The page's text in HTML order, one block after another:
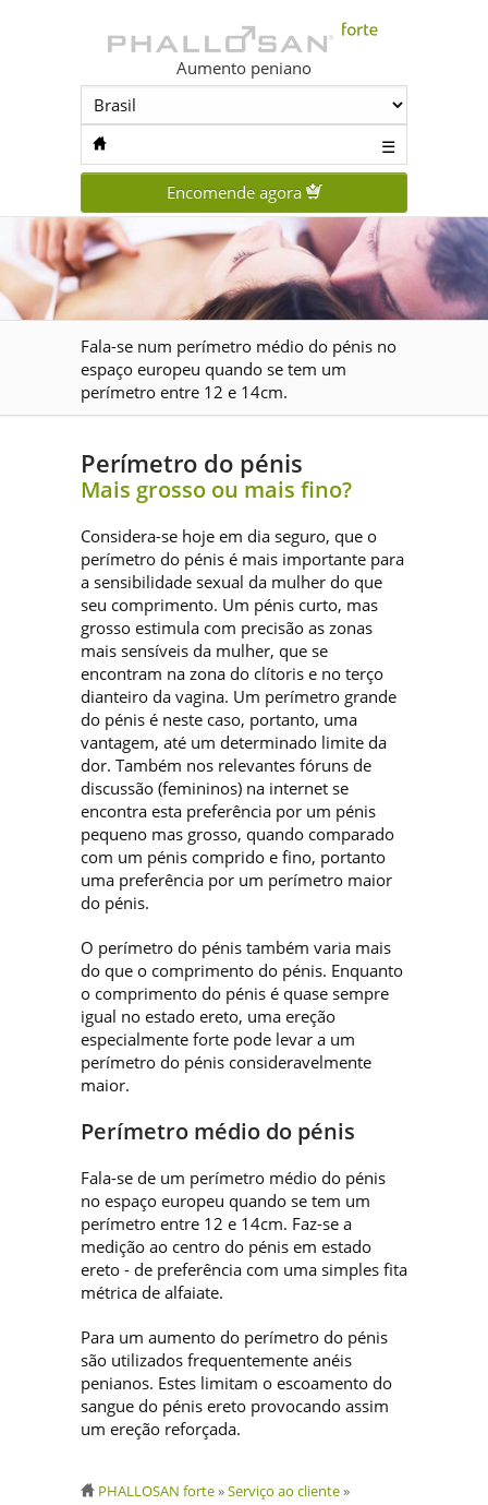
Aumento peniano
☰
Encomende agora
Fala-se num perímetro médio do pénis no
espaço europeu quando se tem um
perímetro entre 12 e 14cm.
Perímetro do pénis
Mais grosso ou mais fino?
Considera-se hoje em dia seguro, que o
perímetro do pénis é mais importante para
a sensibilidade sexual da mulher do que
seu comprimento. Um pénis curto, mas
grosso estimula com precisão as zonas
mais sensíveis da mulher, que se
encontram na zona do clítoris e no terço
dianteiro da vagina. Um perímetro grande
do pénis é neste caso, portanto, uma
vantagem, até um determinado limite da
dor. Também nos relevantes fóruns de
discussão (femininos) na internet se
encontra esta preferência por um pénis
pequeno mas grosso, quando comparado
com um pénis comprido e fino, portanto
uma preferência por um perímetro maior
do pénis.
O perímetro do pénis também varia mais
do que o comprimento do pénis. Enquanto
o comprimento do pénis é quase sempre
igual no estado ereto, uma ereção
especialmente forte pode levar a um
perímetro do pénis consideravelmente
maior.
Perímetro médio do pénis
Fala-se de um perímetro médio do pénis
no espaço europeu quando se tem um
perímetro entre 12 e 14cm. Faz-se a
medição ao centro do pénis em estado
ereto - de preferência com uma simples fita
métrica de alfaiate.
Para um aumento do perímetro do pénis
são utilizados frequentemente anéis
penianos. Estes limitam o escoamento do
sangue do pénis ereto provocando assim
um ereção reforçada.
PHALLOSAN forte»Serviço ao cliente»